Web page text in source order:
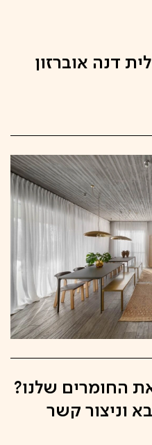
דנה אוברזון
החומרים שלנו?
וניצור קשר